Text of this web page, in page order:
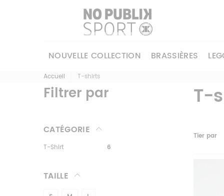
NOUVELLE COLLECTION BRASSIÈRES
Accueil T-shirts
T-
Tier par
Filtrer par
CATÉGORIE
T-Shirt 6
TAILLE